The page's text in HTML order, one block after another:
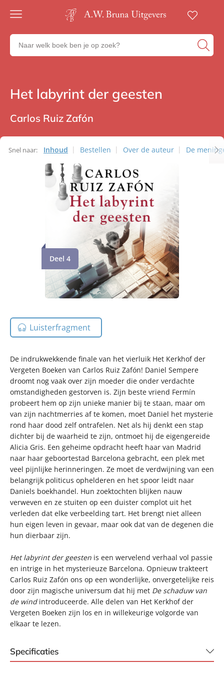
Gratis
23:00
in huis
betalen
retourneren
Zoeken
naar
uitgevers
Romans
Het labyrint der geesten
Carlos Ruiz Zafón
Snel naar: Inhoud Bestellen Over de auteur De
Deel 4
Luisterfragment
De indrukwekkende finale van het vierluik Het Kerkhof der
Vergeten Boeken van Carlos Ruiz Zafón! Daniel Sempere
droomt nog vaak over zijn moeder die onder verdachte
omstandigheden gestorven is. Zijn beste vriend Fermín
probeert hem op zijn unieke manier bij te staan, maar om
van zijn nachtmerries af te komen, moet Daniel het mysterie
rond haar dood zelf ontrafelen. Net als hij denkt een stap
dichter bij de waarheid te zijn, ontmoet hij de eigengereide
Alicia Gris. Een geheime opdracht heeft haar van Madrid
naar haar geboortestad Barcelona gebracht, een plek met
veel pijnlijke herinneringen. Ze moet de verdwijning van een
belangrijk politicus ophelderen en het spoor leidt naar
Daniels boekhandel. Hun zoektochten blijken nauw
verweven en ze stuiten op een duister complot uit het
verleden dat elke verbeelding tart. Het brengt niet alleen
hun eigen leven in gevaar, maar ook dat van de degenen die
hun dierbaar zijn.
Het labyrint der geesten is een wervelend verhaal vol passie
en intrige in het mysterieuze Barcelona. Opnieuw trakteert
Carlos Ruiz Zafón ons op een wonderlijke, onvergetelijke reis
door zijn magische universum dat hij met De schaduw van
de windintroduceerde. Alle delen van Het Kerkhof der
Vergeten Boeken zijn los en in willekeurige volgorde van
elkaar te lezen.
Specificaties